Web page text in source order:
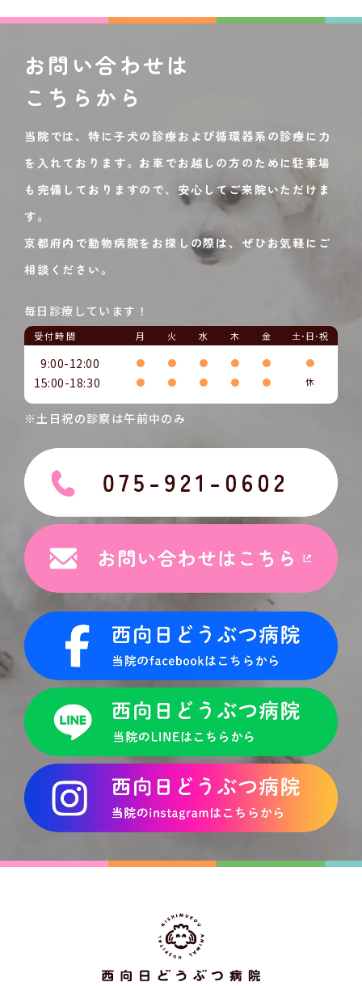
お問い合わせは
こちらから
当院では、特に子犬の診療および循環器系の診療に力
を入れております。お車でお越しの方のために駐車場
も完備しておりますので、安心してご来院いただけま
す。
京都府内で動物病院をお探しの際は、ぜひお気軽にご
相談ください。
毎日診療しています！
受付時間 月 火 水 木 金 土･日･祝
9:00-12:00 ● ● ● ● ● ●
15:00-18:30 ● ● ● ● ● 休
※土日祝の診察は午前中のみ